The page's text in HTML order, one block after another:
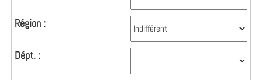
Région :
Dépt. :